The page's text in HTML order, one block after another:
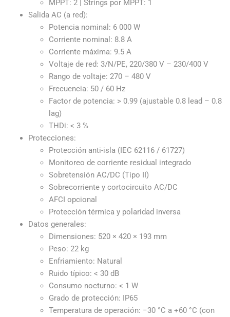
MPPT: 2 | Strings por MPPT: 1
Salida AC (a red):
Potencia nominal: 6 000 W
Corriente nominal: 8.8 A
Corriente máxima: 9.5 A
Voltaje de red: 3/N/PE, 220/380 V – 230/400 V
Rango de voltaje: 270 – 480 V
Frecuencia: 50 / 60 Hz
Factor de potencia: > 0.99 (ajustable 0.8 lead – 0.8
lag)
THDi: < 3 %
Protecciones:
Protección anti-isla (IEC 62116 / 61727)
Monitoreo de corriente residual integrado
Sobretensión AC/DC (Tipo II)
Sobrecorriente y cortocircuito AC/DC
AFCI opcional
Protección térmica y polaridad inversa
Datos generales:
Dimensiones: 520 × 420 × 193 mm
Peso: 22 kg
Enfriamiento: Natural
Ruido típico: < 30 dB
Consumo nocturno: < 1 W
Grado de protección: IP65
Temperatura de operación: −30 °C a +60 °C (con